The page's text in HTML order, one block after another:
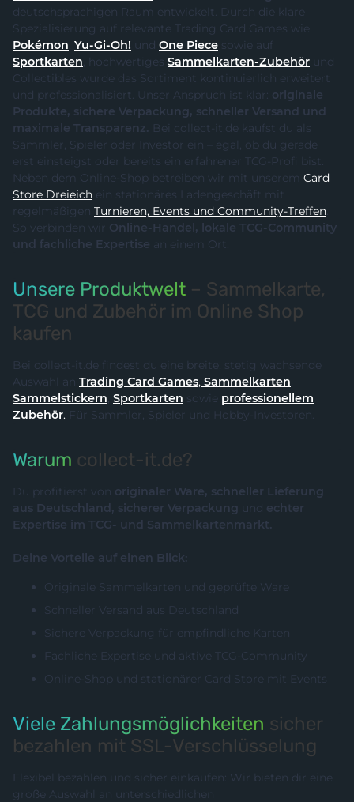
deutschsprachigen Raum entwickelt. Durch die klare
Spezialisierung auf relevante Trading Card Games wie
Pokémon, Yu-Gi-Oh! und One Piece sowie auf
Sportkarten , hochwertiges Sammelkarten-Zubehör
Collectibles wurde das Sortiment kontinuierlich erweitert
und professionalisiert. Unser Anspruch ist klar: originale
Produkte, sichere Verpackung, schneller Versand und
maximale Transparenz. Bei collect-it.de kaufst du als
Sammler, Spieler oder Investor ein – egal, ob du gerade
erst einsteigst oder bereits ein erfahrener TCG-Profi bist.
Neben dem Online-Shop betreiben wir mit unserem Card
Store Dreieich ein stationäres Ladengeschäft mit
regelmäßigen
Turnieren, Events und Community-Treffen.
So verbinden wir Online-Handel, lokale TCG-Community
und fachliche Expertise an einem Ort.
Unsere Produktwelt – Sammelkarte,
TCG und Zubehör im Online Shop
kaufen
Bei collect-it.de findest du eine breite, stetig wachsende
Auswahl an
Trading Card Games, Sammelkarten,
Sammelstickern, Sportkarten sowie professionellem
Zubehör. Für Sammler, Spieler und Hobby-Investoren.
Warum collect-it.de?
Du profitierst von originaler Ware, schneller Lieferung
aus Deutschland, sicherer Verpackung und echter
Expertise im TCG- und Sammelkartenmarkt.
Deine Vorteile auf einen Blick:
Originale Sammelkarten und geprüfte Ware
Schneller Versand aus Deutschland
Sichere Verpackung für empfindliche Karten
Fachliche Expertise und aktive TCG-Community
Online-Shop und stationärer Card Store mit Events
Viele Zahlungsmöglichkeiten sicher
bezahlen mit SSL-Verschlüsselung
Flexibel bezahlen und sicher einkaufen: Wir bieten dir eine
große Auswahl an unterschiedlichen